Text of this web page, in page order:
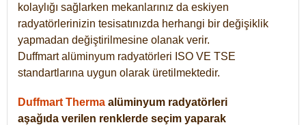
kolaylığı sağlarken mekanlarınız da eskiyen
radyatörlerinizin tesisatınızda herhangi bir değişiklik
yapmadan değiştirilmesine olanak verir.
Duffmart alüminyum radyatörleri ISO VE TSE
standartlarına uygun olarak üretilmektedir.
Duffmart Therma alüminyum radyatörleri
aşağıda verilen renklerde seçim yaparak